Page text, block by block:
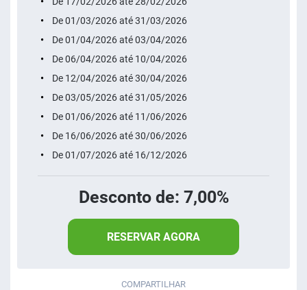
De 01/03/2026 até 31/03/2026
De 01/04/2026 até 03/04/2026
De 06/04/2026 até 10/04/2026
De 12/04/2026 até 30/04/2026
De 03/05/2026 até 31/05/2026
De 01/06/2026 até 11/06/2026
De 16/06/2026 até 30/06/2026
De 01/07/2026 até 16/12/2026
Desconto de: 7,00%
RESERVAR AGORA
COMPARTILHAR